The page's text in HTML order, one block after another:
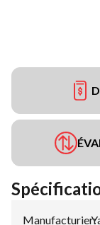
Manufacturier: